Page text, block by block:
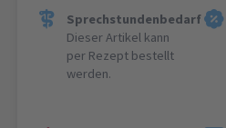
Sprechstundenbedarf
Dieser Artikel kann
per Rezept bestellt
werden.